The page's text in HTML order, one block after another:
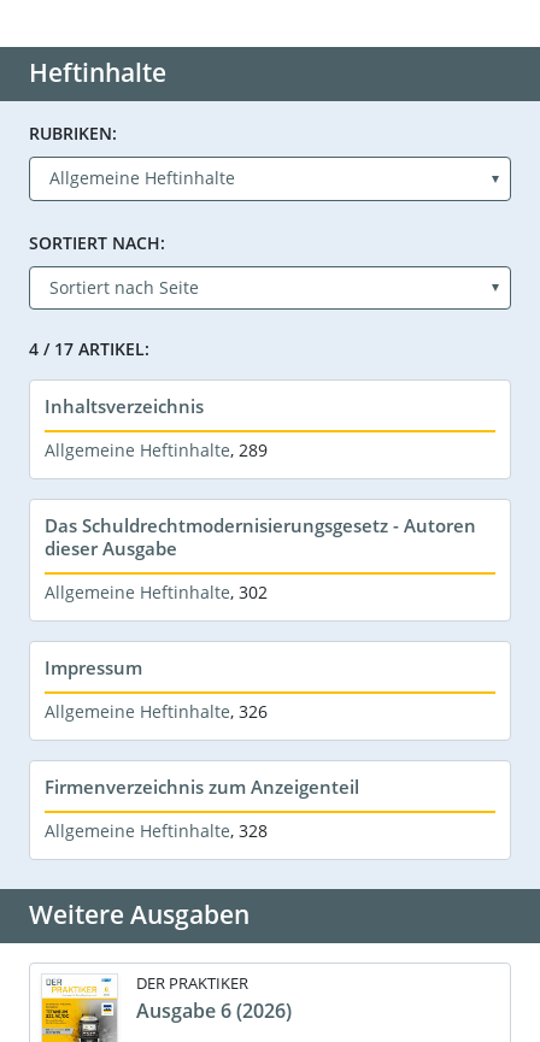
Heftinhalte
RUBRIKEN:
SORTIERT NACH:
4 / 17 ARTIKEL:
Inhaltsverzeichnis
Allgemeine Heftinhalte, 289
Das Schuldrechtmodernisierungsgesetz - Autoren
dieser Ausgabe
Allgemeine Heftinhalte, 302
Impressum
Allgemeine Heftinhalte, 326
Firmenverzeichnis zum Anzeigenteil
Allgemeine Heftinhalte, 328
Weitere Ausgaben
DER PRAKTIKER
Ausgabe 6 (2026)